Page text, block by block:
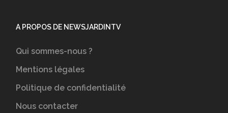
A PROPOS DE NEWSJARDINTV
Qui sommes-nous ?
Mentions légales
Politique de confidentialité
Nous contacter